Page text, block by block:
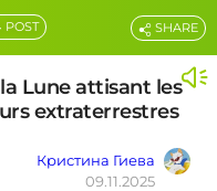
POST
Lune attisant les
extraterrestres
Кристина Гиева
09.11.2025
SHARE